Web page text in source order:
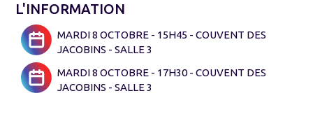
L'INFORMATION
MARDI 8 OCTOBRE - 15H45 - COUVENT DES
JACOBINS - SALLE 3
MARDI 8 OCTOBRE - 17H30 - COUVENT DES
JACOBINS - SALLE 3